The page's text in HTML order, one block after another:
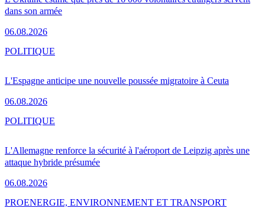
dans son armée
06.08.2026
L'Espagne anticipe une nouvelle poussée migratoire à Ceuta
06.08.2026
POLITIQUE
L'Allemagne renforce la sécurité à l'aéroport de Leipzig après une
attaque hybride présumée
06.08.2026
POLITIQUE
PROENERGIE, ENVIRONNEMENT ET TRANSPORT